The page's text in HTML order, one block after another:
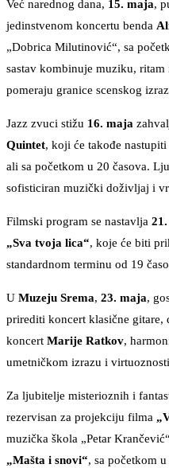
Već narednog dana, 15. maja,
jedinstvenom koncertu benda
„Dobrica Milutinović“, sa
sastav kombinuje muziku,
pomeraju granice scenskog
Jazz zvuci stižu 16. maja
Quintet, koji će takođe
ali sa početkom u 20 časova.
sofisticiran muzički doživljaj i
Filmski program se nastavlja
„Sva tvoja lica“, koje će biti
standardnom terminu od 19
U Muzeju Srema, 23. maja,
prirediti koncert klasične gitare,
koncert Marije Ratkov,
umetničkom izrazu i
Za ljubitelje misterioznih i
rezervisan za projekciju filma
muzička škola „Petar
„Mašta i snovi“, sa početkom